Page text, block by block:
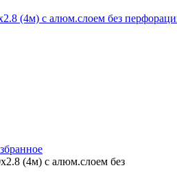
(4м) с алюм.слоем без
(4м) с алюм.слоем без